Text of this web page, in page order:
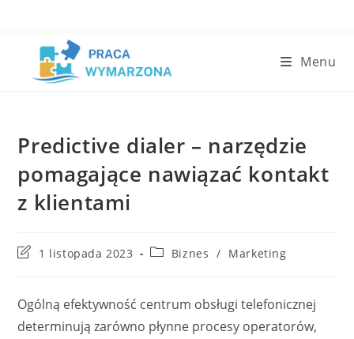
Menu
Predictive dialer – narzędzie
pomagające nawiązać kontakt
z klientami
Post1 listopada 2023
PostBiznes / Marketing
Ogólną efektywność centrum obsługi telefonicznej
determinują zarówno płynne procesy operatorów,